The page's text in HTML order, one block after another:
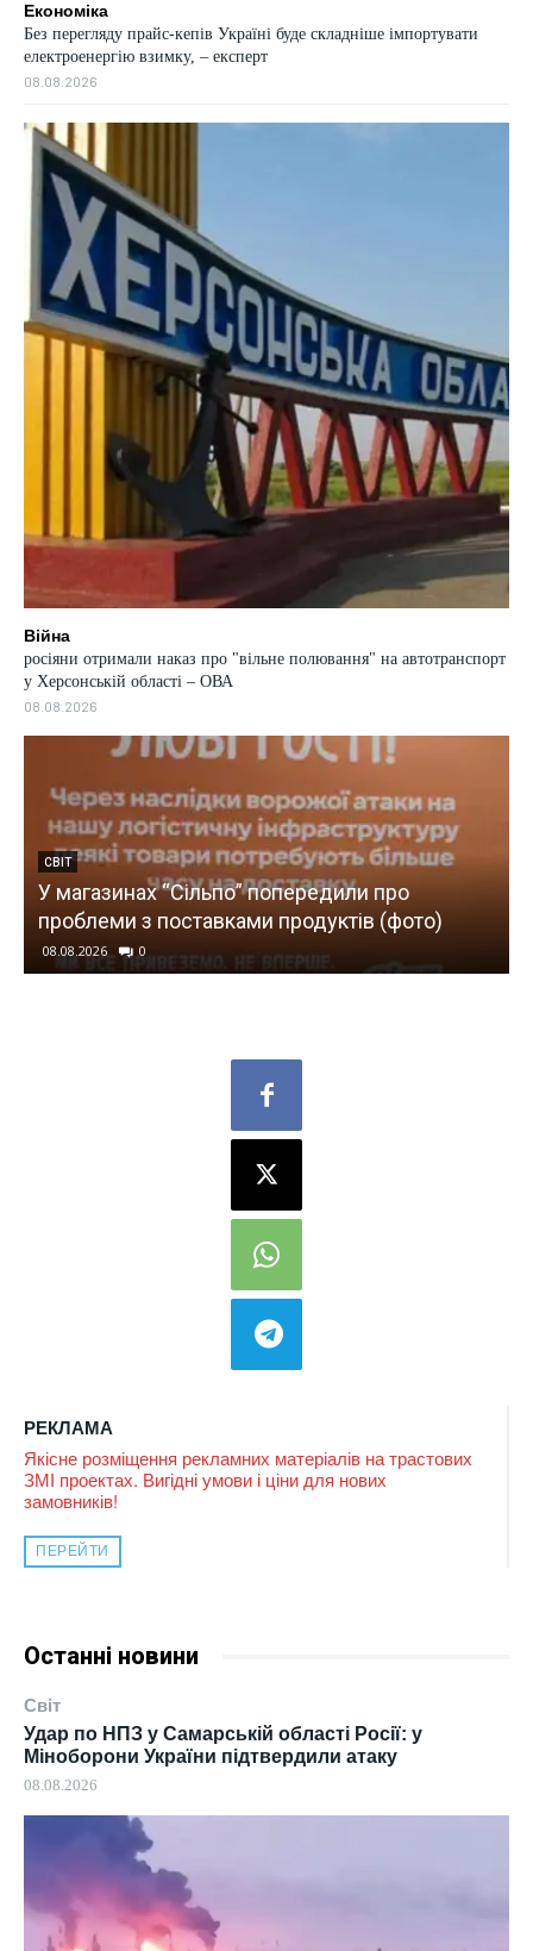
РЕКЛАМА
Якісне розміщення рекламних матеріалів на трастових
ЗМІ проектах. Вигідні умови і ціни для нових
замовників!
ПЕРЕЙТИ
Останні новини
Світ
Удар по НПЗ у Самарській області Росії: у
Міноборони України підтвердили атаку
08.08.2026
Економіка
Без перегляду прайс-кепів Україні буде складніше імпортувати
електроенергію взимку, – експерт
08.08.2026
Війна
росіяни отримали наказ про "вільне полювання" на автотранспорт
у Херсонській області – ОВА
08.08.2026
СВІТ
У магазинах “Сільпо” попередили про
проблеми з поставками продуктів (фото)
08.08.2026 0